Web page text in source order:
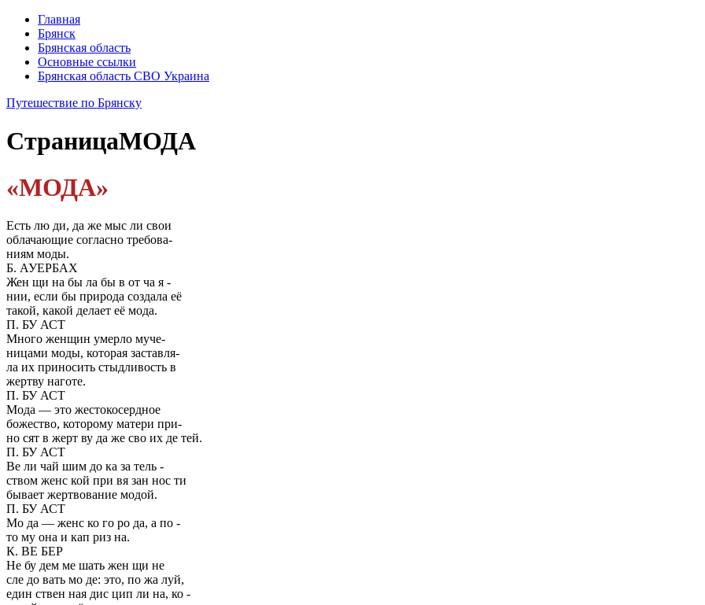
Главная
Брянск
Брянская область
Основные ссылки
Брянская область СВО Украина
Путешествие по Брянску
СтраницаМОДА
«МОДА»
Есть лю ди, да же мыс ли свои
облачающие согласно требова-
ниям моды.
Б. АУЕРБАХ
Жен щи на бы ла бы в от ча я -
нии, если бы природа создала её
такой, какой делает её мода.
П. БУ АСТ
Много женщин умерло муче-
ницами моды, которая заставля-
ла их приносить стыдливость в
жертву наготе.
П. БУ АСТ
Мода — это жестокосердное
божество, которому матери при-
но сят в жерт ву да же сво их де тей.
П. БУ АСТ
Ве ли чай шим до ка за тель -
ством женс кой при вя зан нос ти
бывает жертвование модой.
П. БУ АСТ
Мо да — женс ко го ро да, а по -
то му она и кап риз на.
К. ВЕ БЕР
Не бу дем ме шать жен щи не
сле до вать мо де: это, по жа луй,
един ствен ная дис цип ли на, ко -